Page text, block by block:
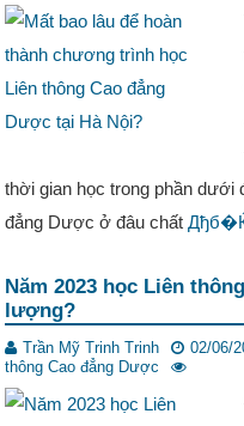
thời gian học trong phần dưới
đẳng Dược ở đâu chất
Năm 2023 học Liên
lượng?
Trần Mỹ Trinh Trinh 02/06/
thông Cao đẳng Dược